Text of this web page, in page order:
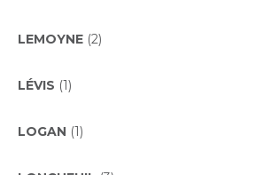
LEMOYNE (2)
LÉVIS (1)
LOGAN (1)